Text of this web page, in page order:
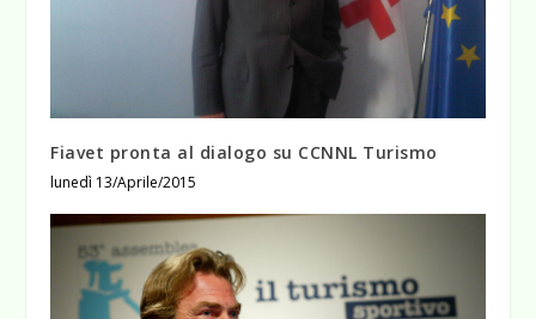
Fiavet pronta al dialogo su CCNNL Turismo
lunedì 13/Aprile/2015